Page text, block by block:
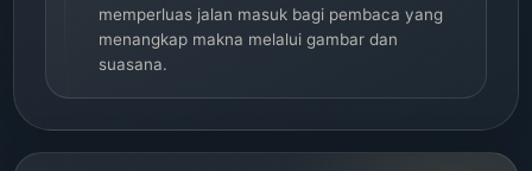
memperluas jalan masuk bagi pembaca yang
menangkap makna melalui gambar dan
suasana.